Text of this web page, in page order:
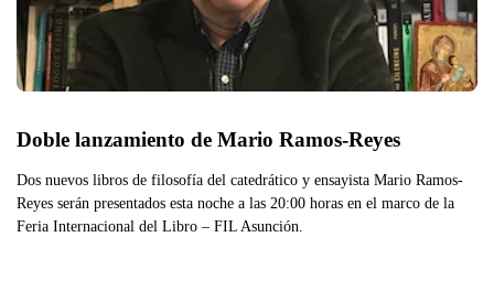
Doble lanzamiento de Mario Ramos-Reyes
Dos nuevos libros de filosofía del catedrático y ensayista Mario Ramos-
Reyes serán presentados esta noche a las 20:00 horas en el marco de la
Feria Internacional del Libro – FIL Asunción.